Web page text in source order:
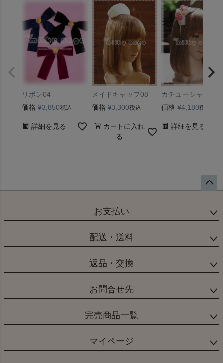
リボン04
価格 ¥3,850税込
詳細を見る
メイドキャップ08
価格 ¥3,300税込
カートに入れ
る
カチューシャ12
価格 ¥4,180税込
詳細を見る
ップ
お支払い
配送・送料
返品・交換
お問合せ先
完売商品一覧
マイページ